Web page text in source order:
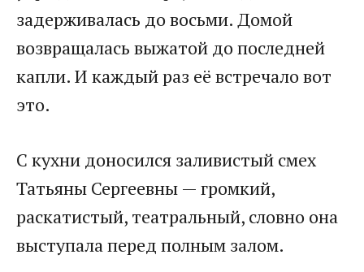
задерживалась до восьми. Домой
возвращалась выжатой до последней
капли. И каждый раз её встречало вот
это.
С кухни доносился заливистый смех
Татьяны Сергеевны — громкий,
раскатистый, театральный, словно она
выступала перед полным залом.